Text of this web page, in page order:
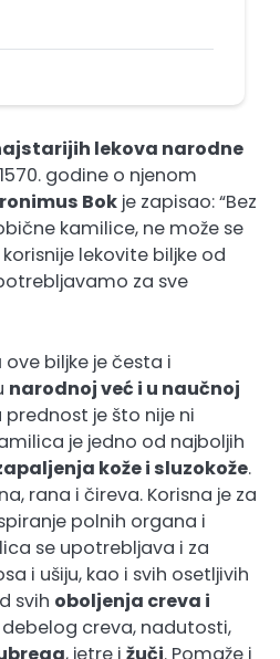
lekova narodne
godine o njenom
Bok je zapisao: “Bez
kamilice, ne može se
lekovite biljke od
za sve
ove biljke je česta i
narodnoj već i u naučnoj
prednost je što nije ni
je jedno od najboljih
kože i sluzokože.
rana i čireva. Korisna je za
polnih organa i
se upotrebljava i za
i ušiju, kao i svih osetljivih
svih oboljenja creva i
creva, nadutosti,
, jetre i žuči. Pomaže i